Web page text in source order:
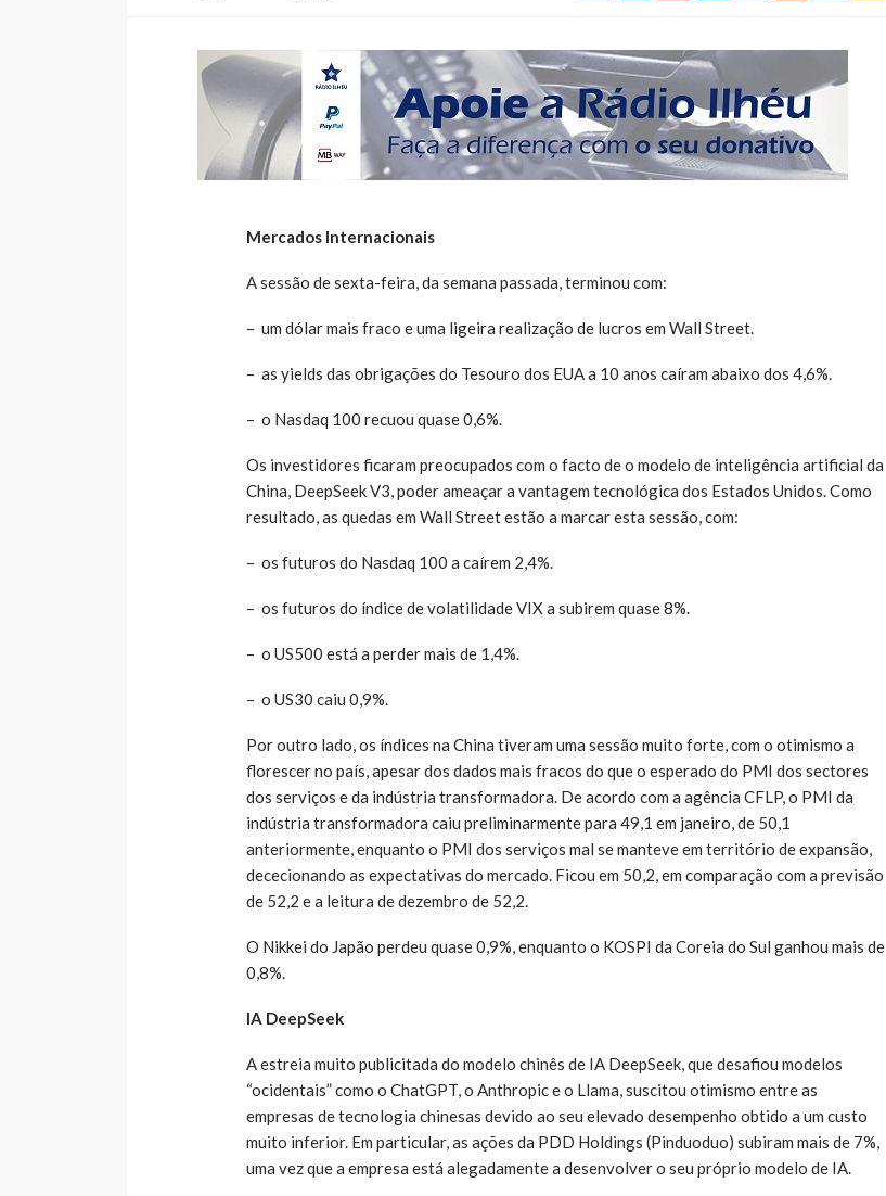
Mercados Internacionais
A sessão de sexta-feira, da semana passada, terminou com:
– um dólar mais fraco e uma ligeira realização de lucros em Wall Street.
– as yields das obrigações do Tesouro dos EUA a 10 anos caíram abaixo dos 4,6%.
– o Nasdaq 100 recuou quase 0,6%.
Os investidores ficaram preocupados com o facto de o modelo de inteligência artificial da
China, DeepSeek V3, poder ameaçar a vantagem tecnológica dos Estados Unidos. Como
resultado, as quedas em Wall Street estão a marcar esta sessão, com:
– os futuros do Nasdaq 100 a caírem 2,4%.
– os futuros do índice de volatilidade VIX a subirem quase 8%.
– o US500 está a perder mais de 1,4%.
– o US30 caiu 0,9%.
Por outro lado, os índices na China tiveram uma sessão muito forte, com o otimismo a
florescer no país, apesar dos dados mais fracos do que o esperado do PMI dos sectores
dos serviços e da indústria transformadora. De acordo com a agência CFLP, o PMI da
indústria transformadora caiu preliminarmente para 49,1 em janeiro, de 50,1
anteriormente, enquanto o PMI dos serviços mal se manteve em território de expansão,
dececionando as expectativas do mercado. Ficou em 50,2, em comparação com a previsão
de 52,2 e a leitura de dezembro de 52,2.
O Nikkei do Japão perdeu quase 0,9%, enquanto o KOSPI da Coreia do Sul ganhou mais de
0,8%.
IA DeepSeek
A estreia muito publicitada do modelo chinês de IA DeepSeek, que desafiou modelos
“ocidentais” como o ChatGPT, o Anthropic e o Llama, suscitou otimismo entre as
empresas de tecnologia chinesas devido ao seu elevado desempenho obtido a um custo
muito inferior. Em particular, as ações da PDD Holdings (Pinduoduo) subiram mais de 7%,
uma vez que a empresa está alegadamente a desenvolver o seu próprio modelo de IA.